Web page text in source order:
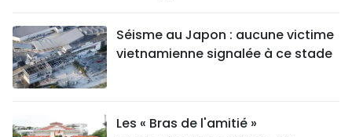
Séisme au Japon : aucune victime
vietnamienne signalée à ce stade
Les « Bras de l'amitié »